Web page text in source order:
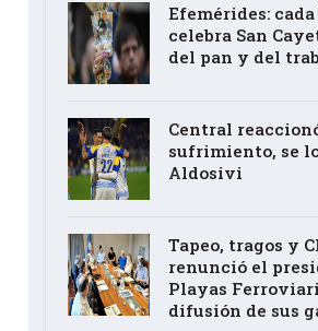
Efemérides:
celebra San
del pan y del
Central
sufrimiento, se
Aldosivi
Tapeo, tragos y
renunció el
Playas
difusión de sus